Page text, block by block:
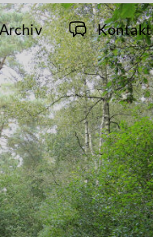
Kontakt